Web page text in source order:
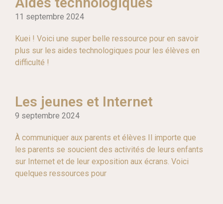
11 septembre 2024
Kuei ! Voici une super belle ressource pour en savoir
plus sur les aides technologiques pour les élèves en
difficulté !
Les jeunes et Internet
9 septembre 2024
À communiquer aux parents et élèves Il importe que
les parents se soucient des activités de leurs enfants
sur Internet et de leur exposition aux écrans. Voici
quelques ressources pour